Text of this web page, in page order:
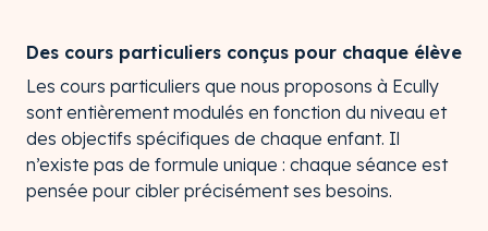
Des cours particuliers conçus pour chaque élève
Les cours particuliers que nous proposons à Ecully
sont entièrement modulés en fonction du niveau et
des objectifs spécifiques de chaque enfant. Il
n’existe pas de formule unique : chaque séance est
pensée pour cibler précisément ses besoins.